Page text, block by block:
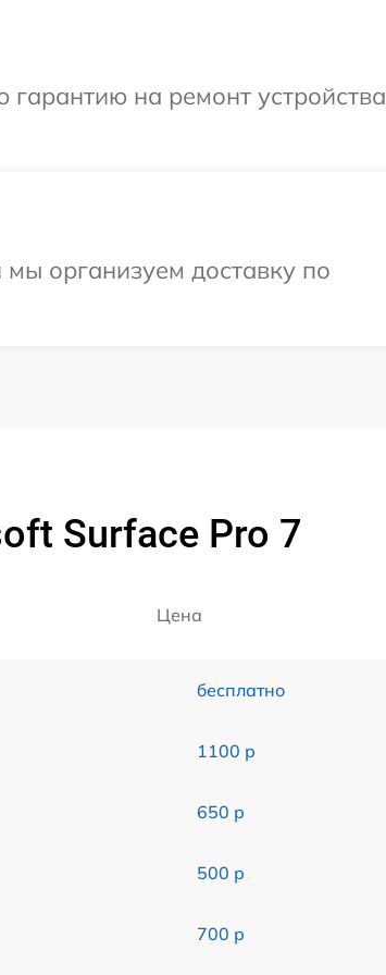
на ремонт устройства
организуем доставку по
Surface Pro 7
Цена
бесплатно
1100 р
650 р
500 р
700 р